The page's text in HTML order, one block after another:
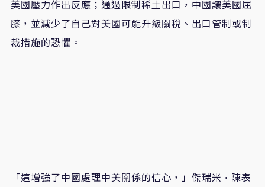
美國壓力作出反應；通過限制稀土出口，中國讓美國屈
膝，並減少了自己對美國可能升級關稅、出口管制或制
裁措施的恐懼。
「這增強了中國處理中美關係的信心，」傑瑞米·陳表